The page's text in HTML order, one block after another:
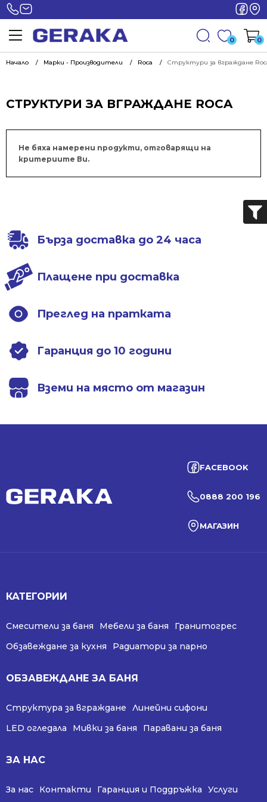
0 0
Начало Марки - Производители Roca Структури за вграждане
СТРУКТУРИ ЗА ВГРАЖДАНЕ ROCA
Не бяха намерени продукти, отговарящи на
критериите Ви.
Бърза доставка до 24 часа
Плащене при доставка
Преглед на пратката
Гаранция до 10 години
Вземи на място от магазин
FACEBOOK
0888 200 196
МАГАЗИН
КАТЕГОРИИ
Смесители за баня Мебели за баня
Гранитогрес
Обзавеждане за кухня
Радиатори за парно
ОБЗАВЕЖДАНЕ ЗА БАНЯ
Структура за вграждане
Линейни сифони
LED огледала
Мивки за баня Паравани за баня
ЗА НАС
За нас Контакти Гаранция и Поддръжка Услуги